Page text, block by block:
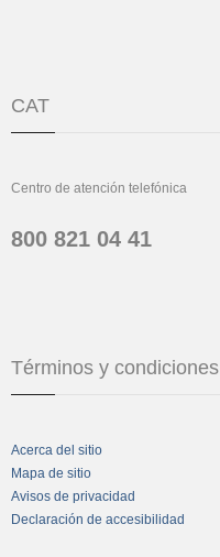
CAT
Centro de atención telefónica
800 821 04 41
Términos y condiciones
Acerca del sitio
Mapa de sitio
Avisos de privacidad
Declaración de accesibilidad